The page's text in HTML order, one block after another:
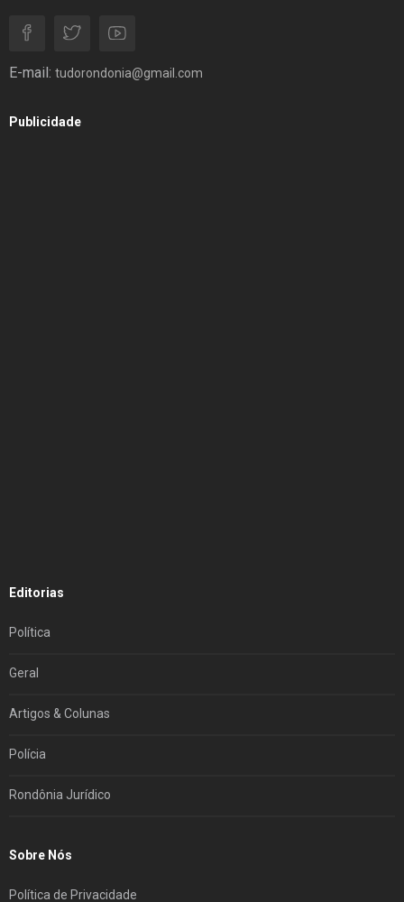
E-mail: tudorondonia@gmail.com
Publicidade
Editorias
Política
Geral
Artigos & Colunas
Polícia
Rondônia Jurídico
Sobre Nós
Política de Privacidade